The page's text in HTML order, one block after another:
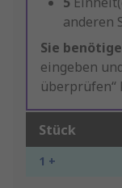
anderen
Sie
eingeben
überprüfen“
Stück
1 +